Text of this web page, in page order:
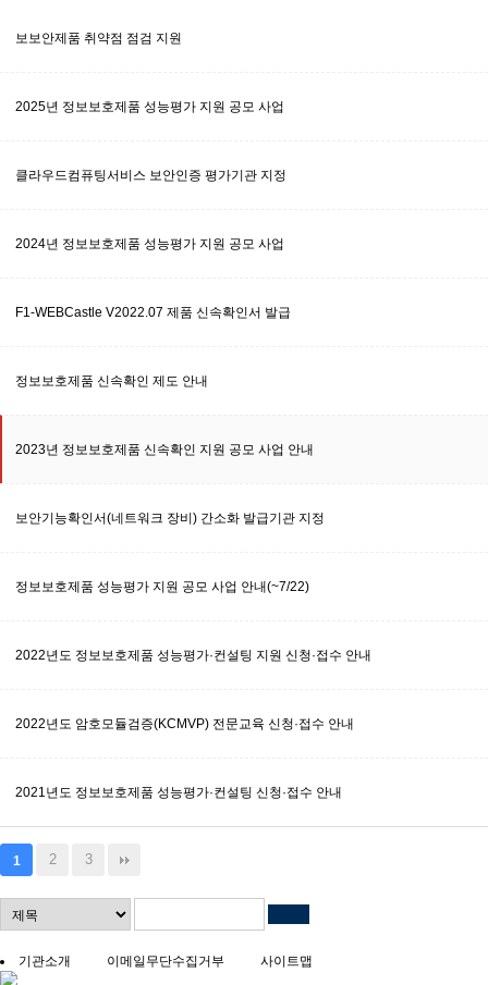
보보안제품 취약점 점검 지원
2025년 정보보호제품 성능평가 지원 공모 사업
클라우드컴퓨팅서비스 보안인증 평가기관 지정
2024년 정보보호제품 성능평가 지원 공모 사업
F1-WEBCastle V2022.07 제품 신속확인서 발급
정보보호제품 신속확인 제도 안내
2023년 정보보호제품 신속확인 지원 공모 사업 안내
보안기능확인서(네트워크 장비) 간소화 발급기관 지정
정보보호제품 성능평가 지원 공모 사업 안내(~7/22)
2022년도 정보보호제품 성능평가·컨설팅 지원 신청·접수 안내
2022년도 암호모듈검증(KCMVP) 전문교육 신청·접수 안내
2021년도 정보보호제품 성능평가·컨설팅 신청·접수 안내
1 2 3
기관소개 이메일무단수집거부 사이트맵